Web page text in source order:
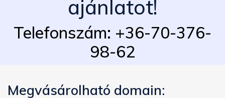
ajánlatot!
Telefonszám: +36-70-376-
98-62
Megvásárolható domain: